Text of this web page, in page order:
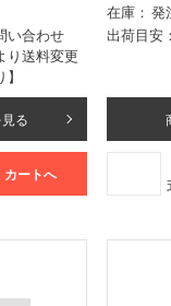
い合わせ
り送料変更
る
カートへ
在庫
発
出荷目安